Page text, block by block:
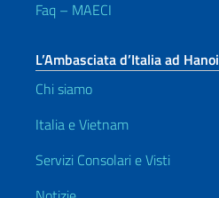
Faq – MAECI
L’Ambasciata d’Italia ad Hanoi
Chi siamo
Italia e Vietnam
Servizi Consolari e Visti